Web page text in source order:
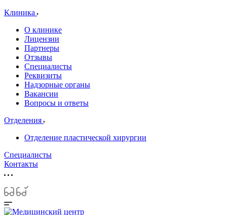
Клиника
О клинике
Лицензии
Партнеры
Отзывы
Специалисты
Реквизиты
Надзорные органы
Вакансии
Вопросы и ответы
Отделения
Отделение пластической хирургии
Специалисты
Контакты